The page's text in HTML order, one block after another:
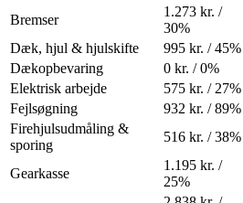
Bremser
1.273 kr. /
30%
Dæk, hjul & hjulskifte 995 kr. / 45%
Dækopbevaring 0 kr. / 0%
Elektrisk arbejde 575 kr. / 27%
Fejlsøgning 932 kr. / 89%
Firehjulsudmåling &
sporing
516 kr. / 38%
Gearkasse
1.195 kr. /
25%